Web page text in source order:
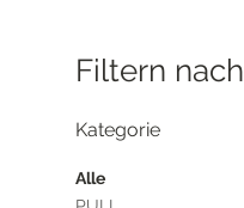
Filtern nach
Kategorie
Alle